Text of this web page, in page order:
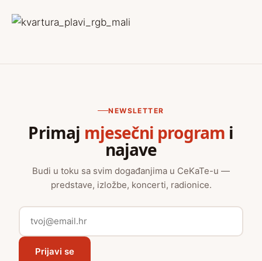
NEWSLETTER
Primaj mjesečni program i
najave
Budi u toku sa svim događanjima u CeKaTe-u —
predstave, izložbe, koncerti, radionice.
Prijavi se